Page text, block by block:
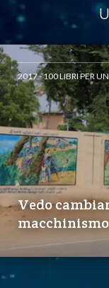
2017 - 100 LIBRI PER
Vedo